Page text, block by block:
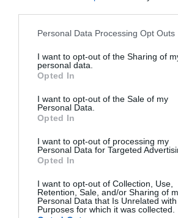
Please note that this website/app uses
not limited to your visit or usage
grant or deny consent to Google and its
use your data for below specified
consent section.
Personal Data Processing Opt Outs
I want to opt-out of the Sharing of
personal data.
Opted In
I want to opt-out of the Sale of my
Personal Data.
Opted In
I want to opt-out of processing my
Personal Data for Targeted
Opted In
I want to opt-out of Collection, Use,
Retention, Sale, and/or Sharing of
Personal Data that Is Unrelated
Purposes for which it was collected.